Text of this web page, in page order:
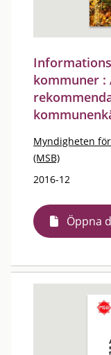
kommuner :
Myndigheten
(MSB)
2016-12
Öppna